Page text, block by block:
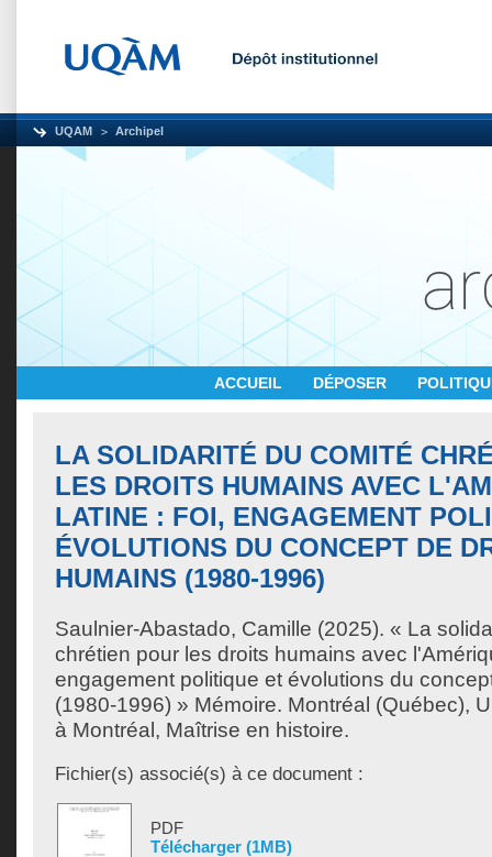
UQAM Archipel
ACCUEIL DÉPOSER
LA SOLIDARITÉ DU COMITÉ
LES DROITS HUMAINS AVEC
LATINE : FOI, ENGAGEMENT
ÉVOLUTIONS DU CONCEPT DE
HUMAINS (1980-1996)
Saulnier-Abastado, Camille (2025). « La
chrétien pour les droits humains avec
engagement politique et évolutions du
(1980-1996) » Mémoire. Montréal (Québec),
à Montréal, Maîtrise en histoire.
Fichier(s) associé(s) à ce document :
PDF
Télécharger (1MB)